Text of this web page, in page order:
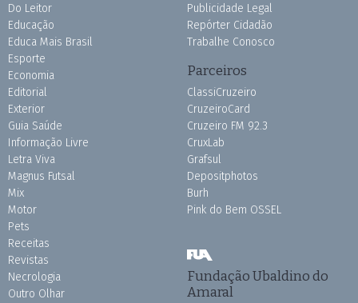
Do Leitor
Educação
Educa Mais Brasil
Esporte
Economia
Editorial
Exterior
Guia Saúde
Informação Livre
Letra Viva
Magnus Futsal
Mix
Motor
Pets
Receitas
Revistas
Necrologia
Outro Olhar
Publicidade Legal
Repórter Cidadão
Trabalhe Conosco
Parceiros
ClassiCruzeiro
CruzeiroCard
Cruzeiro FM 92.3
CruxLab
Grafsul
Depositphotos
Burh
Pink do Bem OSSEL
Fundação Ubaldino do
Amaral